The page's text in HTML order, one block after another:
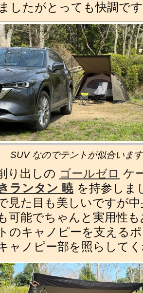
したがとっても快調で
SUV なのでテントが似合いま
り出しの ゴールゼロ ケ
ランタン 暁 を持参しま
見た目も美しいですが
可能でちゃんと実用性
のキャノピーを支える
ャノピー部を照らして